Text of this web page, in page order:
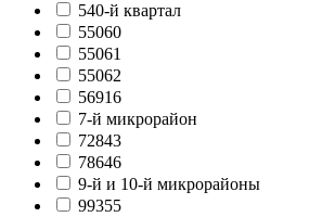
540-й квартал
55060
55061
55062
56916
7-й микрорайон
72843
78646
9-й и 10-й микрорайоны
99355